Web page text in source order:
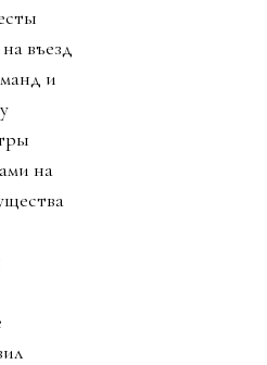
въезд
и
на